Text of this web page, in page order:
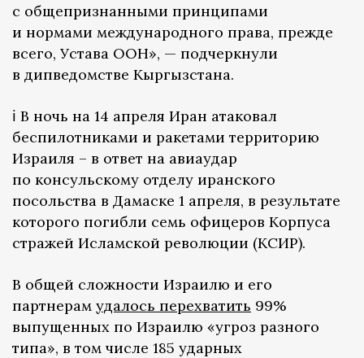
с общепризнанными принципами
и нормами международного права, прежде
всего, Устава ООН», — подчеркнули
в дипведомстве Кыргызстана.
ℹ️ В ночь на 14 апреля Иран атаковал
беспилотниками и ракетами территорию
Израиля – в ответ на авиаудар
по консульскому отделу иранского
посольства в Дамаске 1 апреля, в результате
которого погибли семь офицеров Корпуса
стражей Исламской революции (КСИР).
В общей сложности Израилю и его
партнерам удалось перехватить 99%
выпущенных по Израилю «угроз разного
типа», в том числе 185 ударных